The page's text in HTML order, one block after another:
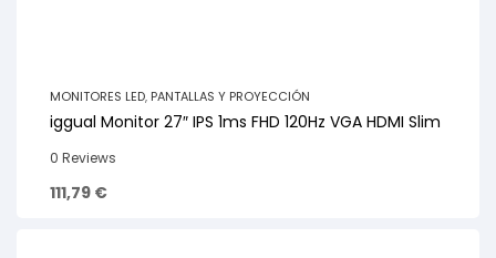
MONITORES LED, PANTALLAS Y PROYECCIÓN
iggual Monitor 27″ IPS 1ms FHD 120Hz VGA HDMI Slim
0 Reviews
111,79 €